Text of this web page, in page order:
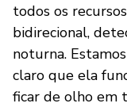
todos os
bidirecional,
noturna.
claro que ela
ficar de olho em